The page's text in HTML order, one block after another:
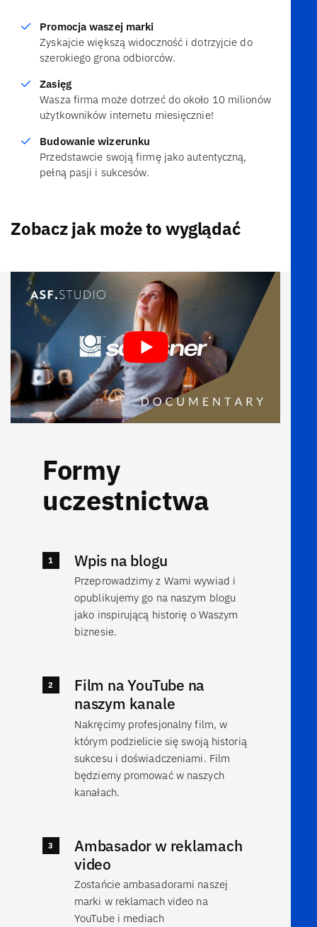
Promocja waszej marki
Zyskajcie większą widoczność i dotrzyjcie do
szerokiego grona odbiorców.
Zasięg
Wasza firma może dotrzeć do około 10 milionów
użytkowników internetu miesięcznie!
Budowanie wizerunku
Przedstawcie swoją firmę jako autentyczną,
pełną pasji i sukcesów.
Zobacz jak może to wyglądać
Formy
uczestnictwa
Wpis na blogu
Przeprowadzimy z Wami wywiad i
opublikujemy go na naszym blogu
jako inspirującą historię o Waszym
biznesie.
Film na YouTube na
naszym kanale
Nakręcimy profesjonalny film, w
którym podzielicie się swoją historią
sukcesu i doświadczeniami. Film
będziemy promować w naszych
kanałach.
Ambasador w reklamach
video
Zostańcie ambasadorami naszej
marki w reklamach video na
YouTube i mediach